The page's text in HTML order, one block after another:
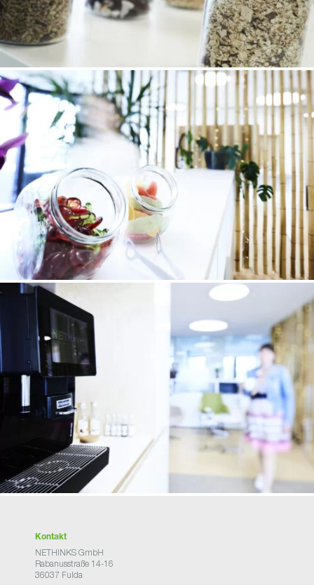
Kontakt
NETHINKS GmbH
Rabanusstraße 14-16
36037 Fulda